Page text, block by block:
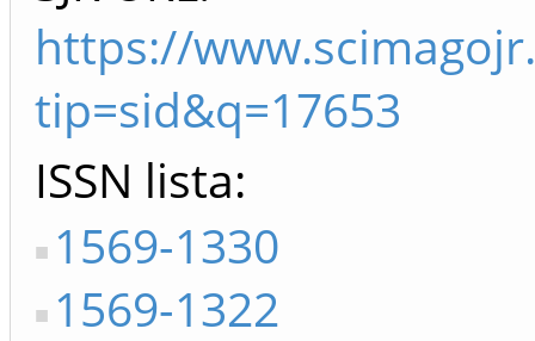
https://
tip=sid&q=17653
ISSN lista
1569-1330
1569-1322